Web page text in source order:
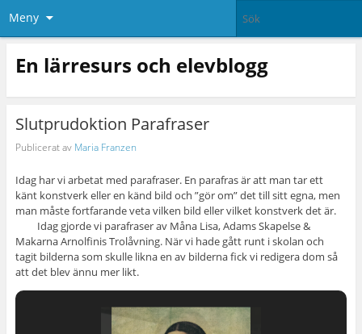
Meny
En lärresurs och elevblogg
Slutprudoktion Parafraser
Publicerat av Maria Franzen
Idag har vi arbetat med parafraser. En parafras är att man tar ett
känt konstverk eller en känd bild och ”gör om” det till sitt egna, men
man måste fortfarande veta vilken bild eller vilket konstverk det är.
Idag gjorde vi parafraser av Måna Lisa, Adams Skapelse &
Makarna Arnolfinis Trolåvning. När vi hade gått runt i skolan och
tagit bilderna som skulle likna en av bilderna fick vi redigera dom så
att det blev ännu mer likt.